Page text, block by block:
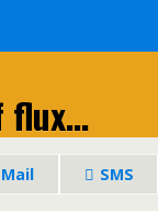
flux…
Mail SMS